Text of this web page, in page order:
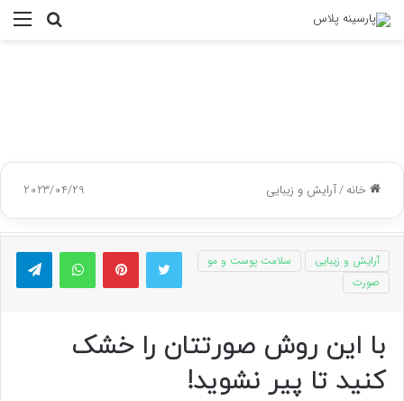
جستجو
خانه/آرایش و زیبایی 2023/04/29
توییتر پینتریستواتس آپ
آرایش و زیبایی
سلامت پوست و مو
صورت
با این روش صورتتان را خشک
کنید تا پیر نشوید!